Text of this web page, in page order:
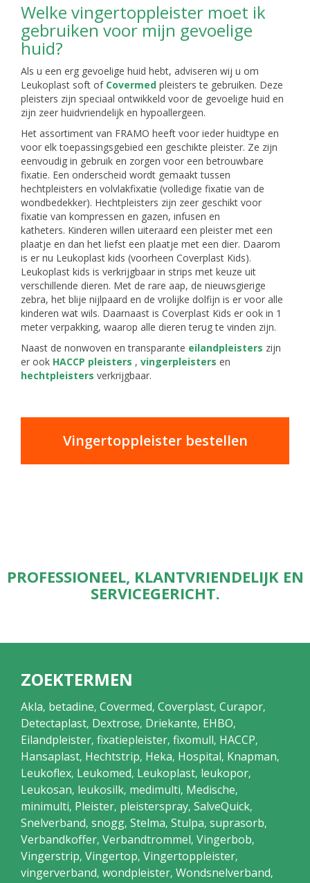
Welke vingertoppleister moet ik
gebruiken voor mijn gevoelige
huid?
Als u een erg gevoelige huid hebt, adviseren wij u om
Leukoplast soft of Covermed pleisters te gebruiken. Deze
pleisters zijn speciaal ontwikkeld voor de gevoelige huid en
zijn zeer huidvriendelijk en hypoallergeen.
Het assortiment van FRAMO heeft voor ieder huidtype en
voor elk toepassingsgebied een geschikte pleister. Ze zijn
eenvoudig in gebruik en zorgen voor een betrouwbare
fixatie. Een onderscheid wordt gemaakt tussen
hechtpleisters en volvlakfixatie (volledige fixatie van de
wondbedekker). Hechtpleisters zijn zeer geschikt voor
fixatie van kompressen en gazen, infusen en
katheters. Kinderen willen uiteraard een pleister met een
plaatje en dan het liefst een plaatje met een dier. Daarom
is er nu Leukoplast kids (voorheen Coverplast Kids).
Leukoplast kids is verkrijgbaar in strips met keuze uit
verschillende dieren. Met de rare aap, de nieuwsgierige
zebra, het blije nijlpaard en de vrolijke dolfijn is er voor alle
kinderen wat wils. Daarnaast is Coverplast Kids er ook in 1
meter verpakking, waarop alle dieren terug te vinden zijn.
Naast de nonwoven en transparante eilandpleisters zijn
er ook HACCP pleisters , vingerpleisters en
hechtpleisters verkrijgbaar.
Vingertoppleister bestellen
PROFESSIONEEL, KLANTVRIENDELIJK EN
SERVICEGERICHT.
ZOEKTERMEN
Akla, betadine, Covermed, Coverplast, Curapor,
Detectaplast, Dextrose, Driekante, EHBO,
Eilandpleister, fixatiepleister, fixomull, HACCP,
Hansaplast, Hechtstrip, Heka, Hospital, Knapman,
Leukoflex, Leukomed, Leukoplast, leukopor,
Leukosan, leukosilk, medimulti, Medische,
minimulti, Pleister, pleisterspray, SalveQuick,
Snelverband, snogg, Stelma, Stulpa, suprasorb,
Verbandkoffer, Verbandtrommel, Vingerbob,
Vingerstrip, Vingertop, Vingertoppleister,
vingerverband, wondpleister, Wondsnelverband,